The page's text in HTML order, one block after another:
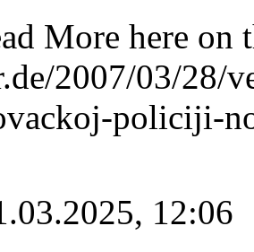
More here on
2007/03/28/
policiji-
12:06